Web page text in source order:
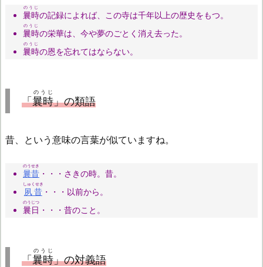
曩時
のうじ
の記録によれば、この寺は千年以上の歴史をもつ。
曩時
のうじ
の栄華は、今や夢のごとく消え去った。
曩時
のうじ
の恩を忘れてはならない。
「曩時
のうじ
」の類語
昔、という意味の言葉が似ていますね。
曩昔
のうせき
・・・さきの時。昔。
夙昔
しゅくせき
・・・以前から。
曩日
のうじつ
・・・昔のこと。
「曩時
のうじ
」の対義語